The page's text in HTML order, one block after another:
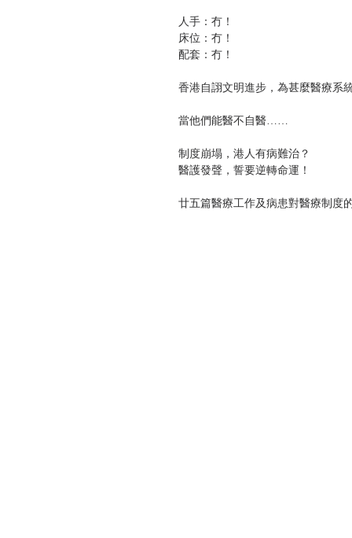
人手：冇！
床位：冇！
配套：冇！
香港自詡文明進步，為甚麼醫療系
當他們能醫不自醫……
制度崩塌，港人有病難治？
醫護發聲，誓要逆轉命運！
廿五篇醫療工作及病患對醫療制度